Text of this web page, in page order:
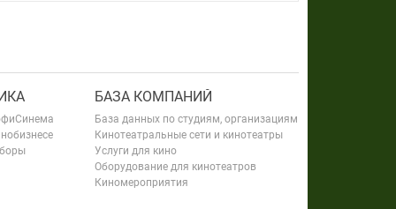
БАЗА КОМПАНИЙ
База данных по студиям, организациям
Кинотеатральные сети и кинотеатры
Услуги для кино
Оборудование для кинотеатров
Киномероприятия